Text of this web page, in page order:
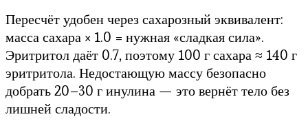
Пересчёт удобен через сахарозный эквивалент:
масса сахара × 1.0 = нужная «сладкая сила».
Эритритол даёт 0.7, поэтому 100 г сахара ≈ 140 г
эритритола. Недостающую массу безопасно
добрать 20–30 г инулина — это вернёт тело без
лишней сладости.